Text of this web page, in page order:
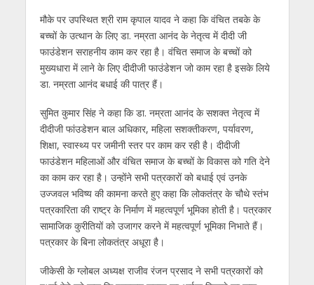
मौके पर उपस्थित श्री राम कृपाल यादव ने कहा कि वंचित तबके के
बच्चों के उत्थान के लिए डा. नम्रता आनंद के नेतृत्व में दीदी जी
फाउंडेशन सराहनीय काम कर रहा है। वंचित समाज के बच्चों को
मुख्यधारा में लाने के लिए दीदीजी फाउंडेशन जो काम रहा है इसके लिये
डा. नम्रता आनंद बधाई की पात्र हैं।
सुमित कुमार सिंह ने कहा कि डा. नम्रता आनंद के सशक्त नेतृत्व में
दीदीजी फांउडेशन बाल अधिकार, महिला सशक्तीकरण, पर्यावरण,
शिक्षा, स्वास्थ्य पर जमीनी स्तर पर काम कर रही है। दीदीजी
फाउंडेशन महिलाओं और वंचित समाज के बच्चों के विकास को गति देने
का काम कर रहा है। उन्होंने सभी पत्रकारों को बधाई एवं उनके
उज्जवल भविष्य की कामना करते हुए कहा कि लोकतंत्र के चौथे स्तंभ
पत्रकारिता की राष्ट्र के निर्माण में महत्वपूर्ण भूमिका होती है। पत्रकार
सामाजिक कुरीतियों को उजागर करने में महत्वपूर्ण भूमिका निभाते हैं।
पत्रकार के बिना लोकतंत्र अधूरा है।
जीकेसी के ग्लोबल अध्यक्ष राजीव रंजन प्रसाद ने सभी पत्रकारों को